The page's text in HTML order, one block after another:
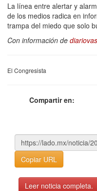
La línea entre alertar y
de los medios radica en
trampa del miedo que solo
Con información de
El Congresista
Compartir en:
Copiar URL
Leer noticia completa.